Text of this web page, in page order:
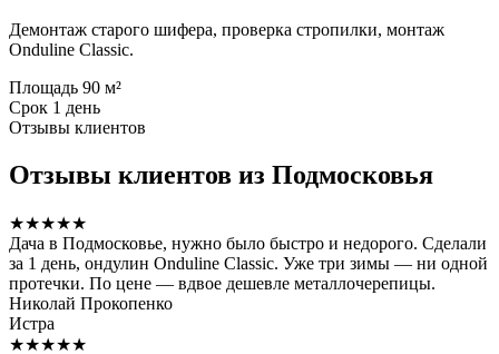
Демонтаж старого шифера, проверка стропилки, монтаж
Onduline Classic.
Площадь 90 м²
Срок 1 день
Отзывы клиентов
Отзывы клиентов из Подмосковья
★★★★★
Дача в Подмосковье, нужно было быстро и недорого. Сделали
за 1 день, ондулин Onduline Classic. Уже три зимы — ни одной
протечки. По цене — вдвое дешевле металлочерепицы.
Николай Прокопенко
Истра
★★★★★